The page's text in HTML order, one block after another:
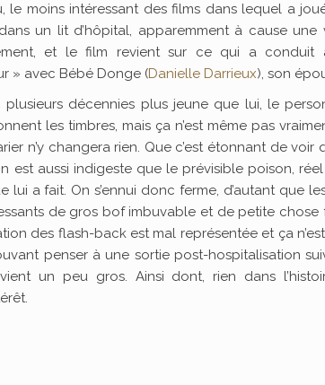
le moins intéressant des films dans lequel a
un lit d’hôpital, apparemment à cause une
et le film revient sur ce qui a conduit
» avec Bébé Donge (Danielle Darrieux), son
décennies plus jeune que lui, le
les timbres, mais ça n’est même pas
n’y changera rien. Que c’est étonnant de voir
est aussi indigeste que le prévisible poison,
a fait. On s’ennui donc ferme, d’autant que
de gros bof imbuvable et de petite chose
des flash-back est mal représentée et ça n’est
penser à une sortie post-hospitalisation
un peu gros. Ainsi dont, rien dans